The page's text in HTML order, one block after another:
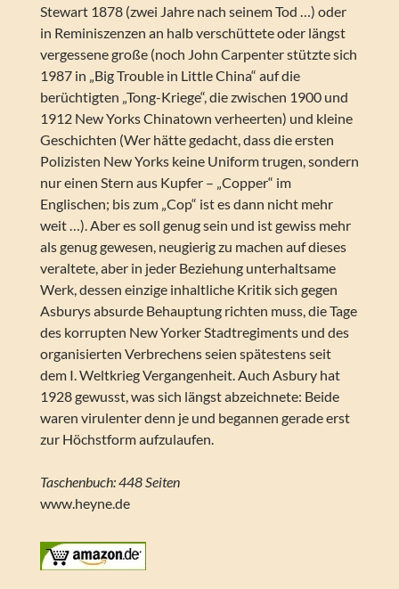
Stewart 1878 (zwei Jahre nach seinem Tod …) oder
in Reminiszenzen an halb verschüttete oder längst
vergessene große (noch John Carpenter stützte sich
1987 in „Big Trouble in Little China“ auf die
berüchtigten „Tong-Kriege“, die zwischen 1900 und
1912 New Yorks Chinatown verheerten) und kleine
Geschichten (Wer hätte gedacht, dass die ersten
Polizisten New Yorks keine Uniform trugen, sondern
nur einen Stern aus Kupfer – „Copper“ im
Englischen; bis zum „Cop“ ist es dann nicht mehr
weit …). Aber es soll genug sein und ist gewiss mehr
als genug gewesen, neugierig zu machen auf dieses
veraltete, aber in jeder Beziehung unterhaltsame
Werk, dessen einzige inhaltliche Kritik sich gegen
Asburys absurde Behauptung richten muss, die Tage
des korrupten New Yorker Stadtregiments und des
organisierten Verbrechens seien spätestens seit
dem I. Weltkrieg Vergangenheit. Auch Asbury hat
1928 gewusst, was sich längst abzeichnete: Beide
waren virulenter denn je und begannen gerade erst
zur Höchstform aufzulaufen.
Taschenbuch: 448 Seiten
www.heyne.de